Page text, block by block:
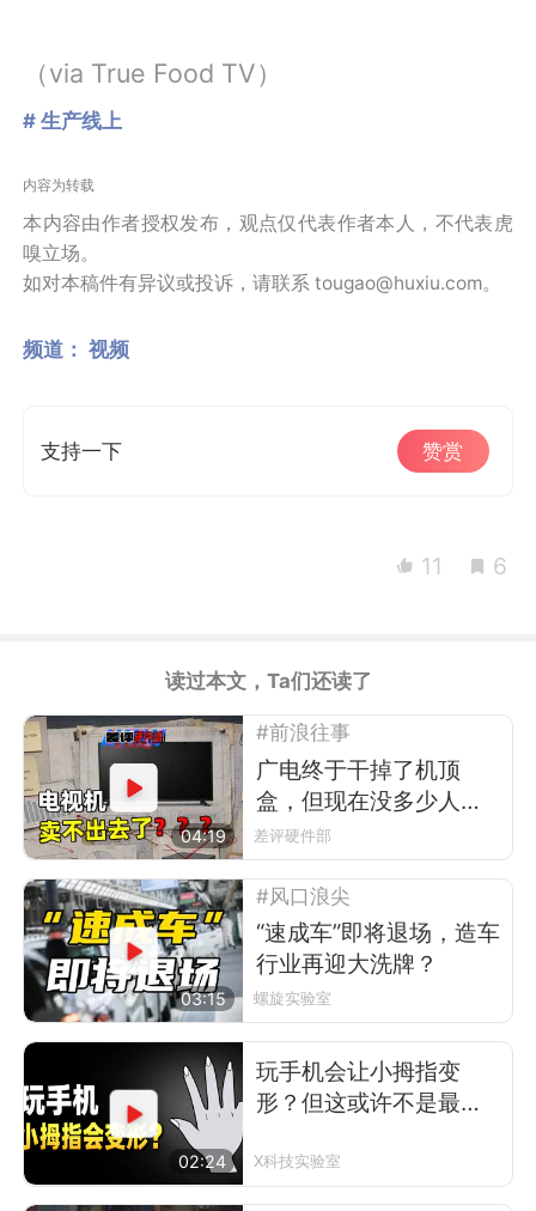
（via True Food TV）
# 生产线上
内容为转载
本内容由作者授权发布，观点仅代表作者本人，不代表虎
嗅立场。
如对本稿件有异议或投诉，请联系 tougao@huxiu.com。
频道： 视频
支持一下 赞赏
11 6
读过本文，Ta们还读了
04:19
#前浪往事
广电终于干掉了机顶
盒，但现在没多少人看
电视了
差评硬件部
03:15
#风口浪尖
“速成车”即将退场，造车
行业再迎大洗牌？
螺旋实验室
02:24
玩手机会让小拇指变
形？但这或许不是最可
X科技实验室